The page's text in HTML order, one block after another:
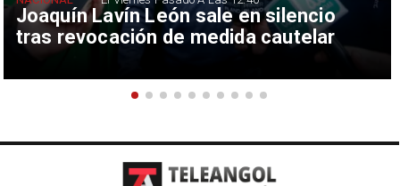
Joaquín Lavín León sale en silencio
tras revocación de medida cautelar